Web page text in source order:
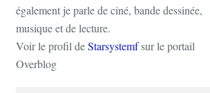
également je parle de ciné, bande dessinée,
musique et de lecture.
Voir le profil deStarsystemfsur le portail
Overblog